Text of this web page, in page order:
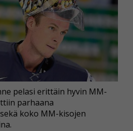
pelasi erittäin hyvin MM-
parhaana
koko MM-kisojen